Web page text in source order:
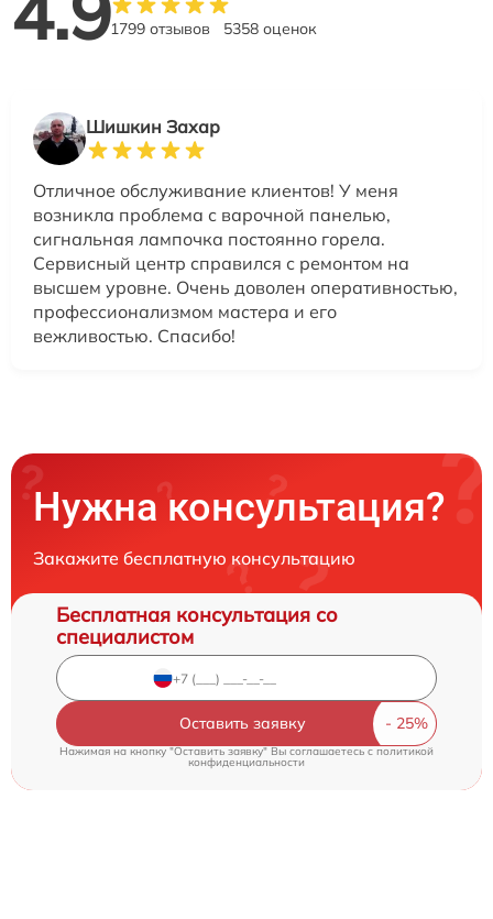
1799 отзывов 5358 оценок
Шишкин Захар
Отличное обслуживание клиентов! У меня
возникла проблема с варочной панелью,
сигнальная лампочка постоянно горела.
Сервисный центр справился с ремонтом на
высшем уровне. Очень доволен оперативностью,
профессионализмом мастера и его
вежливостью. Спасибо!
Нужна консультация?
Закажите бесплатную консультацию
Бесплатная консультация со
специалистом
Оставить заявку
Нажимая на кнопку "Оставить заявку" Вы соглашаетесь c политикой
конфиденциальности